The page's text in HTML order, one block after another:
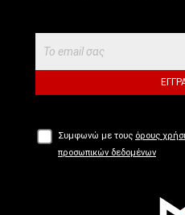
Συμφωνώ με τους όρους
προσωπικών δεδομένων